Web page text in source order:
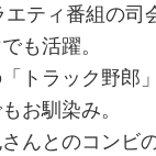
ティ番組の
も活躍。
トラック野郎
お馴染み。
んとのコンビ